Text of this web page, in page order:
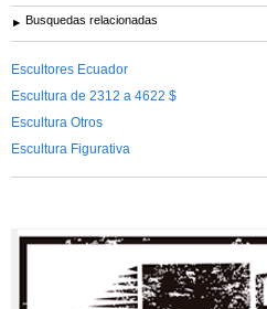
Busquedas relacionadas
Escultores Ecuador
Escultura de 2312 a 4622 $
Escultura Otros
Escultura Figurativa